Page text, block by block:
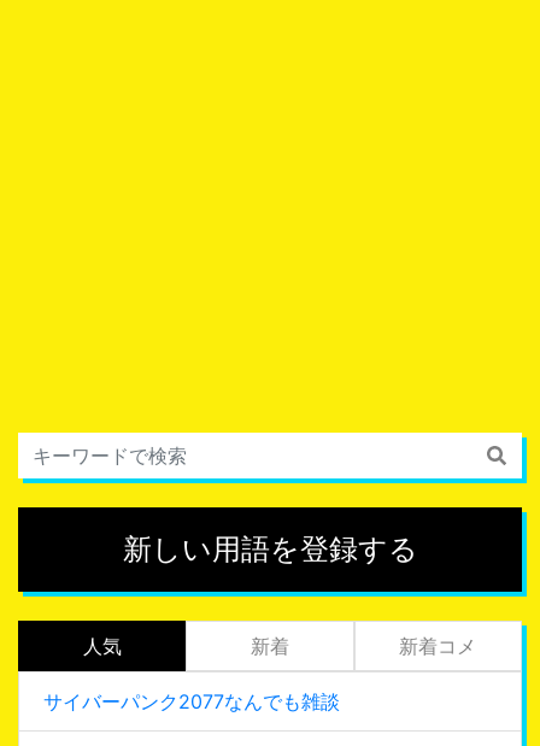
新しい用語を登録する
人気 新着 新着コメ
サイバーパンク2077なんでも雑談